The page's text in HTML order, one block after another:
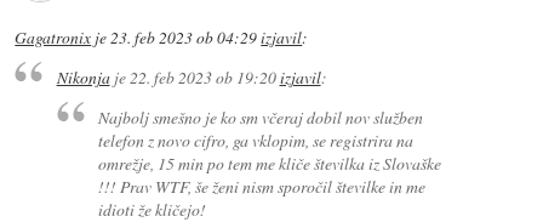
Gagatronix je23. feb 2023 ob 04:29izjavil:
Nikonjaje22. feb 2023 ob 19:20izjavil:
Najbolj smešno je ko sm včeraj dobil nov služben
telefon z novo cifro, ga vklopim, se registrira na
omrežje, 15 min po tem me kliče številka iz Slovaške
!!! Prav WTF, še ženi nism sporočil številke in me
idioti že kličejo!